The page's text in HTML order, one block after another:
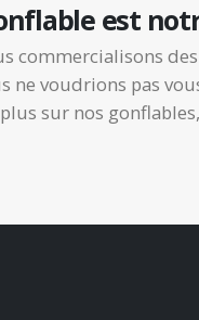
est
commercialisons
ne voudrions pas
sur nos